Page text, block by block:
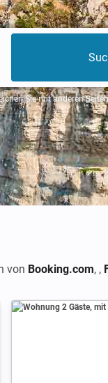
Sie mit anderen
von Booking.com, ,